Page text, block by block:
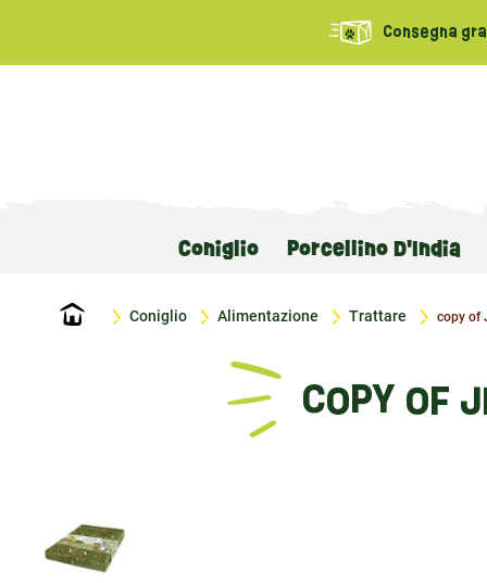
Consegna
Coniglio Porcellino D'India
Home Coniglio Alimentazione Trattare copy of
COPY OF